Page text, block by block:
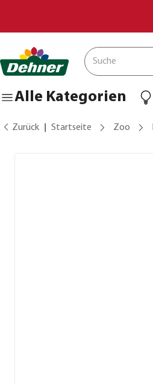
Alle Kategorien
Zurück Startseite Zoo